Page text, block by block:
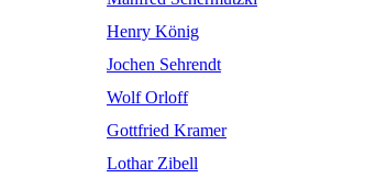
Henry König
Jochen Sehrendt
Wolf Orloff
Gottfried Kramer
Lothar Zibell